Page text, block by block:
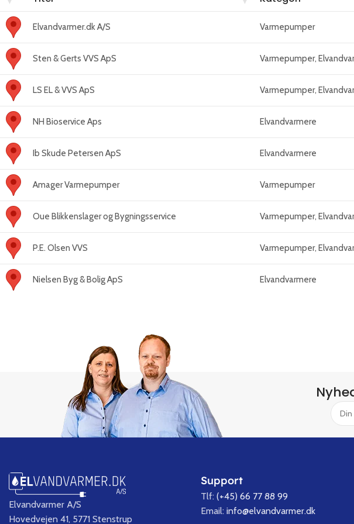
Elvandvarmer.dk A/S Varmepumper
Sten & Gerts VVS ApS Varmepumper,
LS EL & VVS ApS Varmepumper,
NH Bioservice Aps Elvandvarmere
Ib Skude Petersen ApS Elvandvarmere
Amager Varmepumper Varmepumper
Oue Blikkenslager og Bygningsservice Varmepumper,
P.E. Olsen VVS Varmepumper,
Nielsen Byg & Bolig ApS Elvandvarmere
Elvandvarmer A/S
Hovedvejen 41, 5771 Stenstrup
Support
Tlf:(+45) 66 77 88 99
Email:info@elvandvarmer.dk